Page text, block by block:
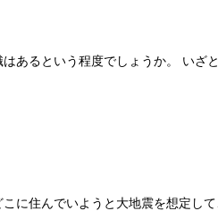
あるという程度でしょうか。 い
に住んでいようと大地震を想定